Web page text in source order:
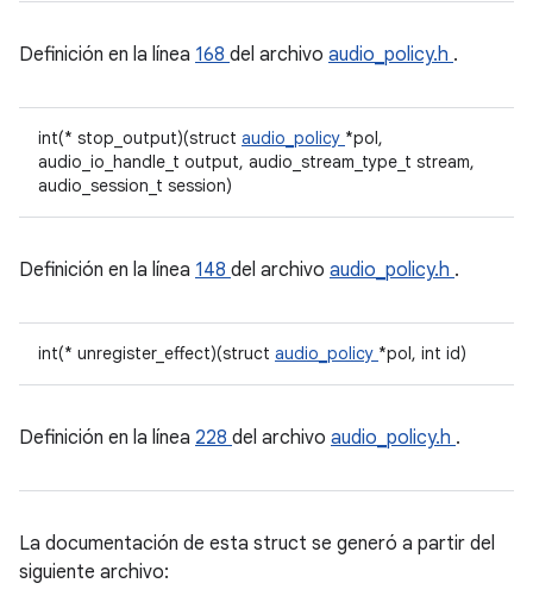
Definición en la línea 168 del archivo audio_policy.h .
int(* stop_output)(struct audio_policy *pol,
audio_io_handle_t output, audio_stream_type_t stream,
audio_session_t session)
Definición en la línea 148 del archivo audio_policy.h .
int(* unregister_effect)(struct audio_policy *pol, int id)
Definición en la línea 228 del archivo audio_policy.h .
La documentación de esta struct se generó a partir del
siguiente archivo: